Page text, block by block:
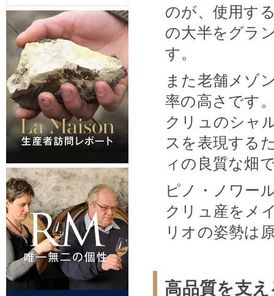
のが、使用す
の大半をグラ
す。
また老舗メゾ
率の高さです
クリュのシャ
スを表現する
ィの良質な畑
ピノ・ノワー
クリュ産をメ
リオの姿勢は
高品質を支